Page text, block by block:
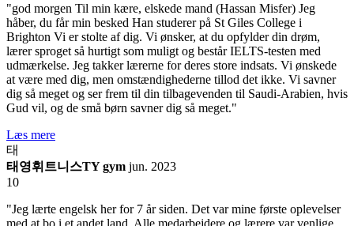
"god morgen Til min kære, elskede mand (Hassan Misfer) Jeg
håber, du får min besked Han studerer på St Giles College i
Brighton Vi er stolte af dig. Vi ønsker, at du opfylder din drøm,
lærer sproget så hurtigt som muligt og består IELTS-testen med
udmærkelse. Jeg takker lærerne for deres store indsats. Vi ønskede
at være med dig, men omstændighederne tillod det ikke. Vi savner
dig så meget og ser frem til din tilbagevenden til Saudi-Arabien, hvis
Gud vil, og de små børn savner dig så meget."
Læs mere
태
태영휘트니스TY gym jun. 2023
10
"Jeg lærte engelsk her for 7 år siden. Det var mine første oplevelser
med at bo i et andet land. Alle medarbejdere og lærere var venlige